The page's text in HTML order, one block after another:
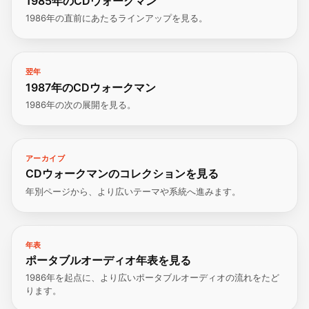
1986年の直前にあたるラインアップを見る。
翌年
1987年のCDウォークマン
1986年の次の展開を見る。
アーカイブ
CDウォークマンのコレクションを見る
年別ページから、より広いテーマや系統へ進みます。
年表
ポータブルオーディオ年表を見る
1986年を起点に、より広いポータブルオーディオの流れをたど
ります。